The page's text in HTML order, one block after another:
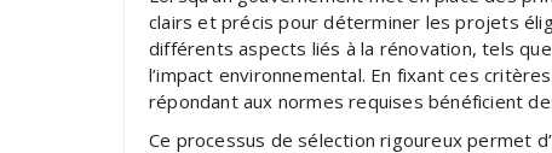
clairs et précis pour déterminer les projets
différents aspects liés à la rénovation, tels
l’impact environnemental. En fixant ces
répondant aux normes requises bénéficient
Ce processus de sélection rigoureux permet